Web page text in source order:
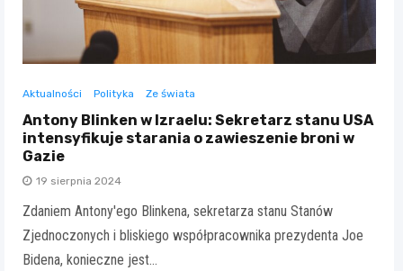
Aktualności Polityka Ze świata
Antony Blinken w Izraelu: Sekretarz stanu USA
intensyfikuje starania o zawieszenie broni w
Gazie
19 sierpnia 2024
Zdaniem Antony'ego Blinkena, sekretarza stanu Stanów
Zjednoczonych i bliskiego współpracownika prezydenta Joe
Bidena, konieczne jest…